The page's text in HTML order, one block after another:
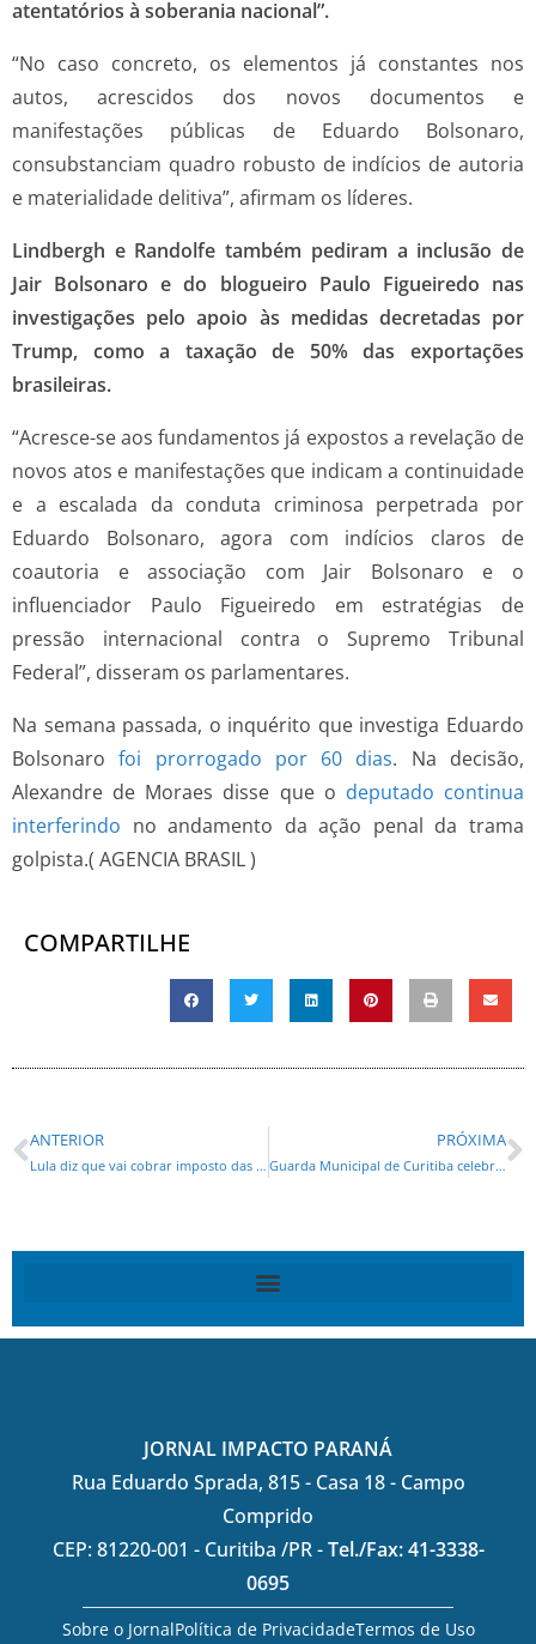
atentatórios à soberania nacional”.
“No caso concreto, os elementos já constantes nos
autos, acrescidos dos novos documentos e
manifestações públicas de Eduardo Bolsonaro,
consubstanciam quadro robusto de indícios de autoria
e materialidade delitiva”, afirmam os líderes.
Lindbergh e Randolfe também pediram a inclusão de
Jair Bolsonaro e do blogueiro Paulo Figueiredo nas
investigações pelo apoio às medidas decretadas por
Trump, como a taxação de 50% das exportações
brasileiras.
“Acresce-se aos fundamentos já expostos a revelação de
novos atos e manifestações que indicam a continuidade
e a escalada da conduta criminosa perpetrada por
Eduardo Bolsonaro, agora com indícios claros de
coautoria e associação com Jair Bolsonaro e o
influenciador Paulo Figueiredo em estratégias de
pressão internacional contra o Supremo Tribunal
Federal”, disseram os parlamentares.
Na semana passada, o inquérito que investiga Eduardo
Bolsonarofoi prorrogado por 60 dias. Na decisão,
Alexandre de Moraes disse que o deputado continua
interferindo no andamento da ação penal da trama
golpista.( AGENCIA BRASIL )
COMPARTILHE
ANTERIOR
Lula diz que vai cobrar imposto das BIG TECHS
PRÓXIMA
Guarda Municipal de Curitiba celebra 39 anos de proteção à cidade
JORNAL IMPACTO PARANÁ
Rua Eduardo Sprada, 815 - Casa 18 - Campo
Comprido
CEP: 81220-001 - Curitiba /PR -Tel./Fax: 41-3338-
0695
Sobre o JornalPolítica de PrivacidadeTermos de Uso